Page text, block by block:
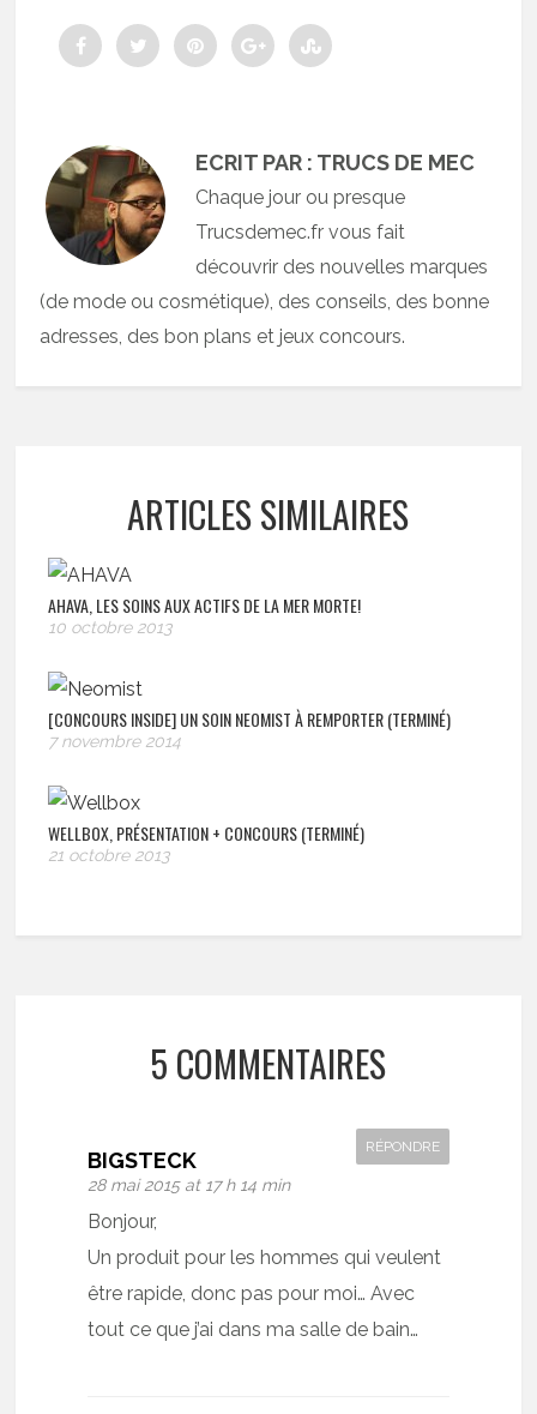
ECRIT PAR : TRUCS DE MEC
Chaque jour ou presque
Trucsdemec.fr vous fait
découvrir des nouvelles marques
(de mode ou cosmétique), des conseils, des bonne
adresses, des bon plans et jeux concours.
ARTICLES SIMILAIRES
AHAVA, LES SOINS AUX ACTIFS DE LA MER MORTE!
10 octobre 2013
[CONCOURS INSIDE] UN SOIN NEOMIST À REMPORTER (TERMINÉ)
7 novembre 2014
WELLBOX, PRÉSENTATION + CONCOURS (TERMINÉ)
21 octobre 2013
5 COMMENTAIRES
BIGSTECK
28 mai 2015 at 17 h 14 min
RÉPONDRE
Bonjour,
Un produit pour les hommes qui veulent
être rapide, donc pas pour moi… Avec
tout ce que j’ai dans ma salle de bain…